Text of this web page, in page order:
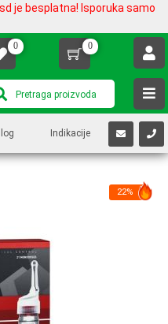
je besplatna! Isporuka samo
0 0
Indikacije
22%